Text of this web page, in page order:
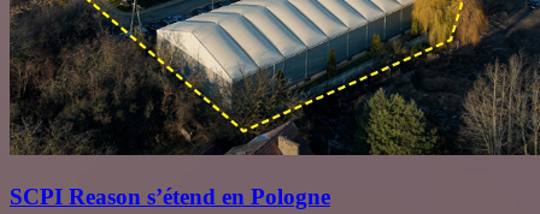
SCPI Reason s’étend en Pologne